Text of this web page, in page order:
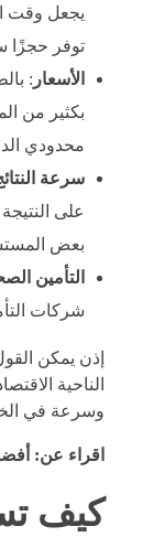
يجعل وقت
توفر حجزًا
الأسعار :
بكثير من
محدودي
سرعة
على
بعض
التأمين
شركات
إذن يمكن
الناحية
وسرعة في
اقراء عن:
كيف